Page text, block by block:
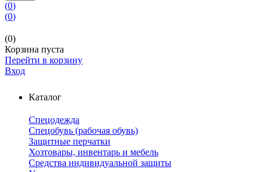
(0)
(0)
(0)
Корзина пуста
Перейти в корзину
Вход
Каталог
Спецодежда
Спецобувь (рабочая обувь)
Защитные перчатки
Хозтовары, инвентарь и мебель
Средства индивидуальной защиты